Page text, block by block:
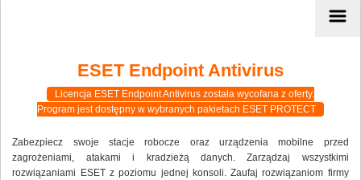
ESET Endpoint Antivirus
Licencja ESET Endpoint Antivirus została wycofana z oferty.
Program jest dostępny w wybranych pakietach ESET PROTECT
Zabezpiecz swoje stacje robocze oraz urządzenia mobilne przed
zagrożeniami, atakami i kradzieżą danych. Zarządzaj wszystkimi
rozwiązaniami ESET z poziomu jednej konsoli. Zaufaj rozwiązaniom firmy